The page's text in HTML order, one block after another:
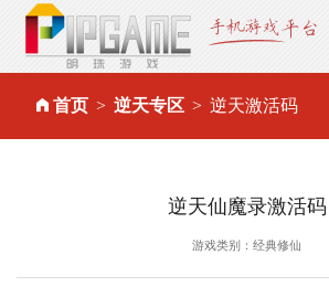
首页 逆天专区 逆天激活码
逆天仙魔录激活码
游戏类别：经典修仙